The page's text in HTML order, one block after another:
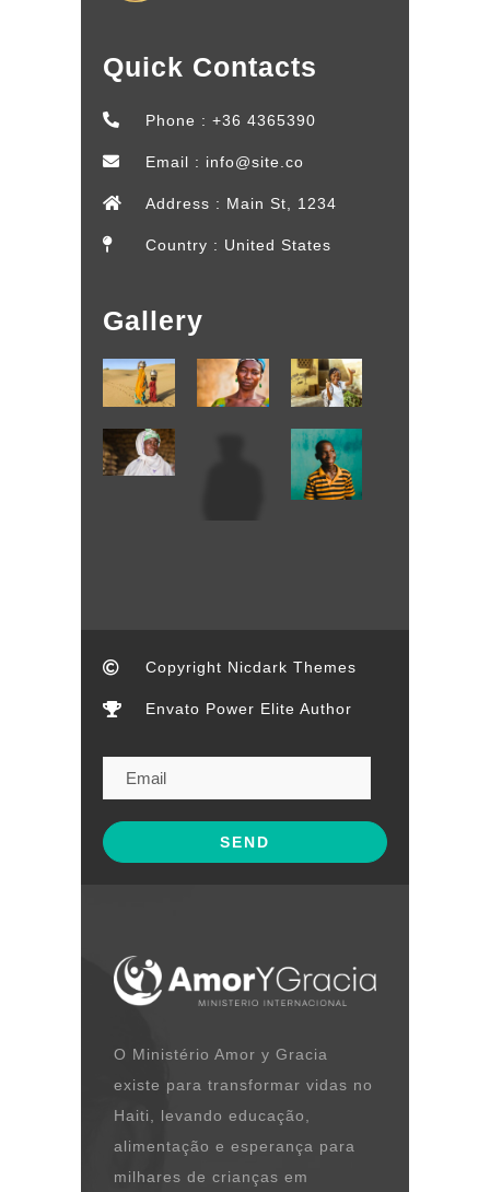
Quick Contacts
Phone : +36 4365390
Email : info@site.co
Address : Main St, 1234
Country : United States
Gallery
Copyright Nicdark Themes
Envato Power Elite Author
O Ministério Amor y Gracia
existe para transformar vidas no
Haiti, levando educação,
alimentação e esperança para
milhares de crianças em